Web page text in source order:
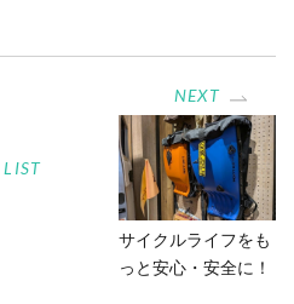
LIST
NEXT
サイクルライフをも
っと安心・安全に！